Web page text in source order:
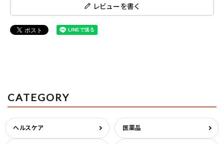
レビューを書く
CATEGORY
ヘルスケア 医薬品